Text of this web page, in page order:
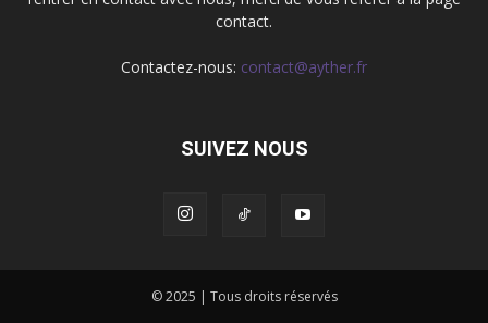
contact.
Contactez-nous: contact@ayther.fr
SUIVEZ NOUS
© 2025 | Tous droits réservés